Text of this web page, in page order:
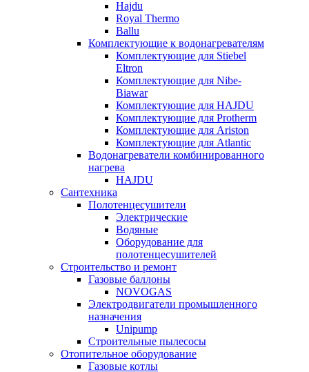
Hajdu
Royal Thermo
Ballu
Комплектующие к водонагревателям
Комплектующие для Stiebel
Eltron
Комплектующие для Nibe-
Biawar
Комплектующие для HAJDU
Комплектующие для Protherm
Комплектующие для Ariston
Комплектующие для Atlantic
Водонагреватели комбинированного
нагрева
HAJDU
Сантехника
Полотенцесушители
Электрические
Водяные
Оборудование для
полотенцесушителей
Строительство и ремонт
Газовые баллоны
NOVOGAS
Электродвигатели промышленного
назначения
Unipump
Строительные пылесосы
Отопительное оборудование
Газовые котлы